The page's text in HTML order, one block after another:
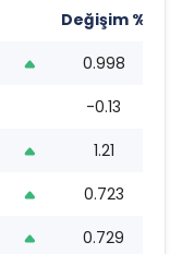
Değişim %
0.998
-0.13
1.21
0.723
0.729